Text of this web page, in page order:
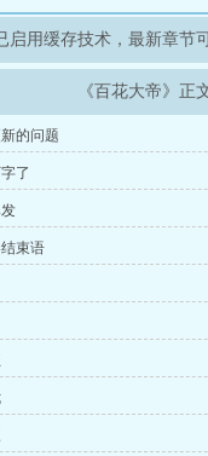
启用缓存技术，最新章节
《百花大帝》正
的问题
了
束语